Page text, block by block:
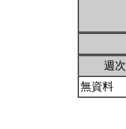
週次
無資料